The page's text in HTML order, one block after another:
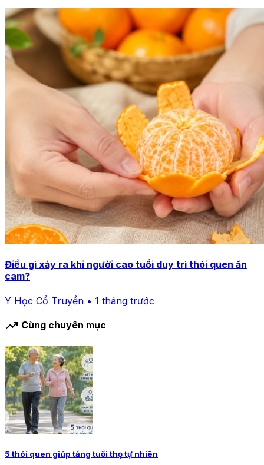
Điều gì xảy ra khi người cao tuổi duy trì thói quen ăn
cam?
Y Học Cổ Truyền • 1 tháng trước
trending_up Cùng chuyên mục
5 thói quen giúp tăng tuổi thọ tự nhiên